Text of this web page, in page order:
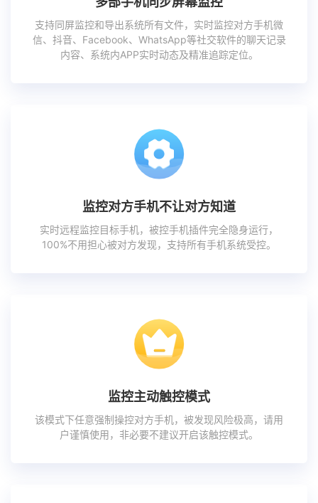
支持同屏监控和导出系统所有文件，实时监控对方手机微
信、抖音、Facebook、WhatsApp等社交软件的聊天记录
内容、系统内APP实时动态及精准追踪定位。
监控对方手机不让对方知道
实时远程监控目标手机，被控手机插件完全隐身运行，
100%不用担心被对方发现，支持所有手机系统受控。
监控主动触控模式
该模式下任意强制操控对方手机，被发现风险极高，请用
户谨慎使用，非必要不建议开启该触控模式。